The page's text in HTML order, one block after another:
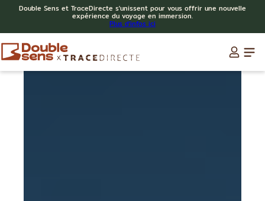
Double Sens et TraceDirecte s'unissent pour vous offrir une nouvelle
expérience du voyage en immersion.
Plus d'infos ici